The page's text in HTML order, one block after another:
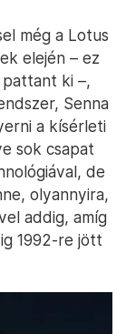
még a Lotus
elején – ez
pattant ki –,
Senna
a kísérleti
sok csapat
de
olyannyira,
addig, amíg
1992-re jött